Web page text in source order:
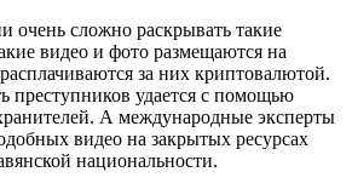
очень сложно раскрывать такие
видео и фото размещаются на
за них криптовалютой.
преступников удается с помощью
А международные эксперты
видео на закрытых ресурсах
национальности.